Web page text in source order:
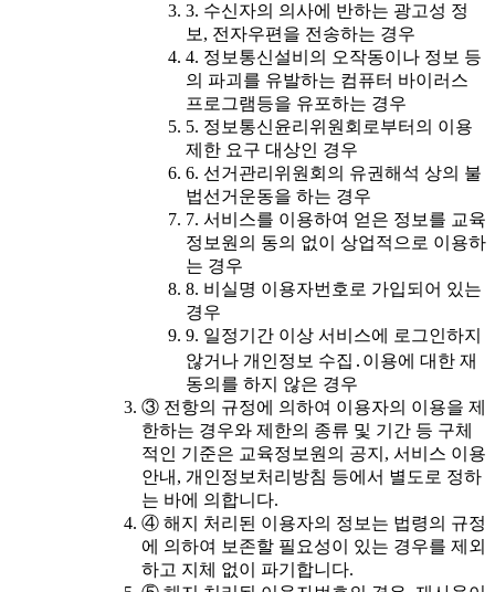
3. 수신자의 의사에 반하는 광고성 정
보, 전자우편을 전송하는 경우
4. 정보통신설비의 오작동이나 정보 등
의 파괴를 유발하는 컴퓨터 바이러스
프로그램등을 유포하는 경우
5. 정보통신윤리위원회로부터의 이용
제한 요구 대상인 경우
6. 선거관리위원회의 유권해석 상의 불
법선거운동을 하는 경우
7. 서비스를 이용하여 얻은 정보를 교육
정보원의 동의 없이 상업적으로 이용하
는 경우
8. 비실명 이용자번호로 가입되어 있는
경우
9. 일정기간 이상 서비스에 로그인하지
않거나 개인정보 수집․이용에 대한 재
동의를 하지 않은 경우
③ 전항의 규정에 의하여 이용자의 이용을 제
한하는 경우와 제한의 종류 및 기간 등 구체
적인 기준은 교육정보원의 공지, 서비스 이용
안내, 개인정보처리방침 등에서 별도로 정하
는 바에 의합니다.
④ 해지 처리된 이용자의 정보는 법령의 규정
에 의하여 보존할 필요성이 있는 경우를 제외
하고 지체 없이 파기합니다.